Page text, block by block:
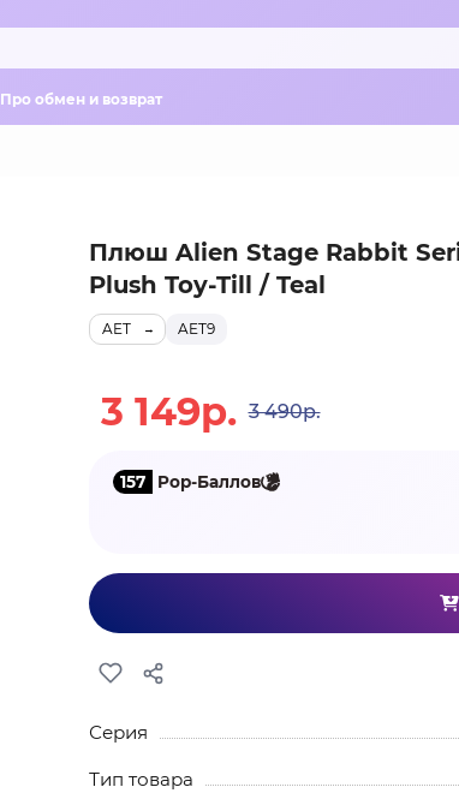
Про обмен и возврат
Плюш Alien Stage Rabbit
Plush Toy-Till / Teal
AET9
AET
3 149р. 3 490р.
157 Pop-Баллов
Серия
Тип товара